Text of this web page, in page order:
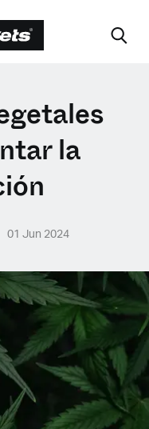
la
01 Jun 2024